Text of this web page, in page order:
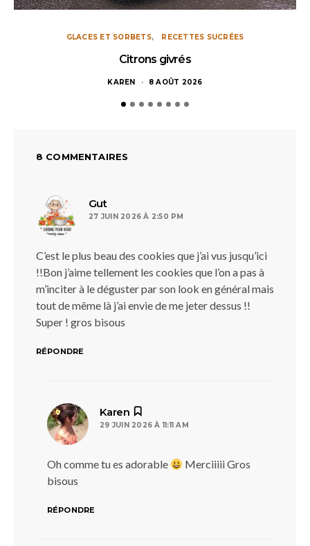
GLACES ET SORBETS RECETTES SUCRÉES
Citrons givrés
KAREN 8 AOÛT 2026
8 COMMENTAIRES
Gutdit :
27 JUIN 2026 À 2:50 PM
C’est le plus beau des cookies que j’ai vus jusqu’ici
!!Bon j’aime tellement les cookies que l’on a pas à
m’inciter à le déguster par son look en général mais
tout de même là j’ai envie de me jeter dessus !!
Super ! gros bisous
RÉPONDRE
Karen
29 JUIN 2026 À 11:11 AM
Oh comme tu es adorable
Merciiiii Gros
bisous
RÉPONDRE